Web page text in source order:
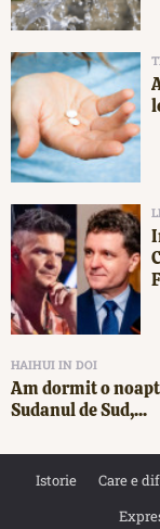
HAIHUI IN DOI
Am dormit o
Sudanul de Sud,...
Istorie Care e